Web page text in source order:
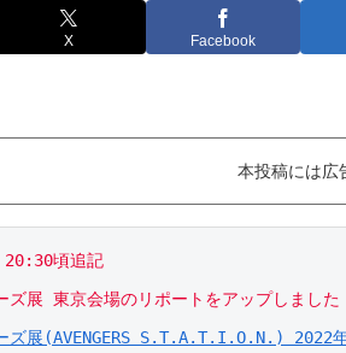
X Facebook
本投稿には広
頃追記
ズ展(AVENGERS S.T.A.T.I.O.N.) 2022